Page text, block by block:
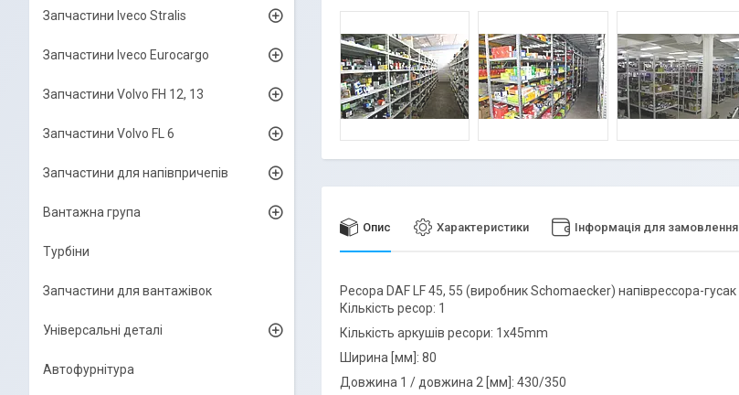
Опис Характеристики Інформація для замовлення
Ресора DAF LF 45, 55 (виробник Schomaecker) напіврессора-гусак
Кількість ресор: 1
Кількість аркушів ресори: 1x45mm
Ширина [мм]: 80
Довжина 1 / довжина 2 [мм]: 430/350
Запчастини Iveco Stralis
Запчастини Iveco Eurocargo
Запчастини Volvo FH 12, 13
Запчастини Volvo FL 6
Запчастини для напівпричепів
Вантажна група
Турбіни
Запчастини для вантажівок
Універсальні деталі
Автофурнітура